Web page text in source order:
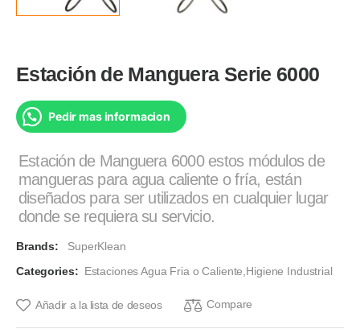
Estación de Manguera Serie 6000
Pedir mas informacion
Estación de Manguera 6000 estos módulos de
mangueras para agua caliente o fría, están
diseñados para ser utilizados en cualquier lugar
donde se requiera su servicio.
Brands:
SuperKlean
Categories: Estaciones Agua Fria o Caliente Higiene Industrial
Añadir a la lista de deseos Compare